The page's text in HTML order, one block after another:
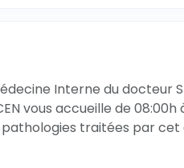
Interne du docteur
vous accueille de
traitées par cet